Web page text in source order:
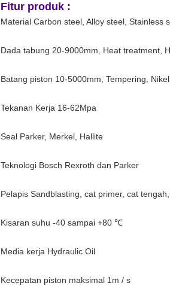
Fitur produk :
Material Carbon steel, Alloy steel, Stainless
Dada tabung 20-9000mm, Heat treatment,
Batang piston 10-5000mm, Tempering,
Tekanan Kerja 16-62Mpa
Seal Parker, Merkel, Hallite
Teknologi Bosch Rexroth dan Parker
Pelapis Sandblasting, cat primer, cat
Kisaran suhu -40 sampai +80 ℃
Media kerja Hydraulic Oil
Kecepatan piston maksimal 1m / s